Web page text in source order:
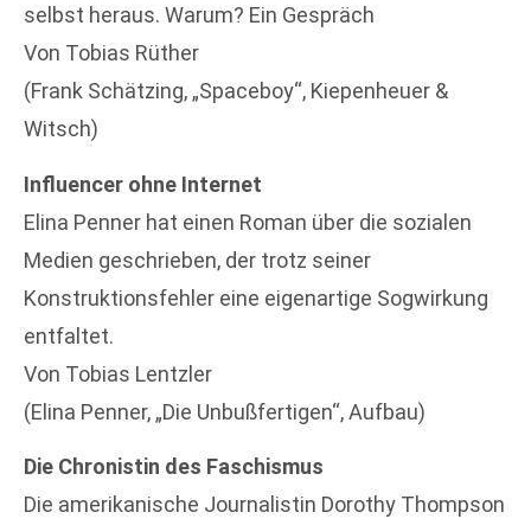
selbst heraus. Warum? Ein Gespräch
Von Tobias Rüther
(Frank Schätzing, „Spaceboy“, Kiepenheuer &
Witsch)
Influencer ohne Internet
Elina Penner hat einen Roman über die sozialen
Medien geschrieben, der trotz seiner
Konstruktionsfehler eine eigenartige Sogwirkung
entfaltet.
Von Tobias Lentzler
(Elina Penner, „Die Unbußfertigen“, Aufbau)
Die Chronistin des Faschismus
Die amerikanische Journalistin Dorothy Thompson